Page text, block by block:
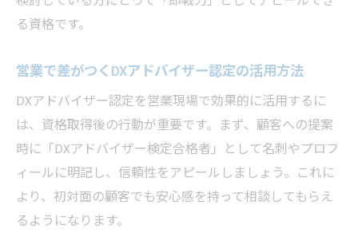
営業の信頼構築に結びつくDXアドバイザー
る資格です。
営業で差がつくDXアドバイザー認定の活用方法
DXアドバイザー認定を営業現場で効果的に活用するに
は、資格取得後の行動が重要です。まず、顧客への提案
時に「DXアドバイザー検定合格者」として名刺やプロフ
ィールに明記し、信頼性をアピールしましょう。これに
より、初対面の顧客でも安心感を持って相談してもらえ
るようになります。